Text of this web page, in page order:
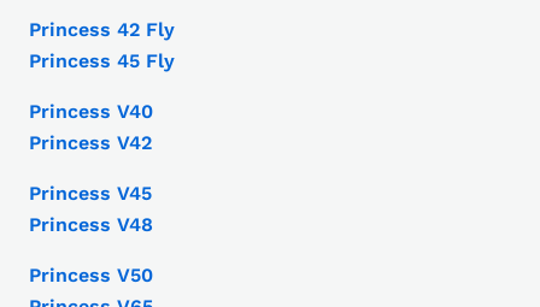
Princess 42 Fly
Princess 45 Fly
Princess V40
Princess V42
Princess V45
Princess V48
Princess V50